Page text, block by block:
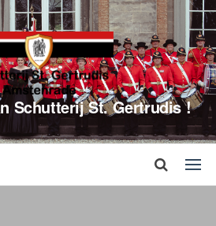
Schutterij St. Gertrudis !